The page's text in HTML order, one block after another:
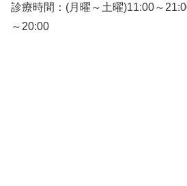
診療時間：(月曜～土曜)11:00～
～20:00